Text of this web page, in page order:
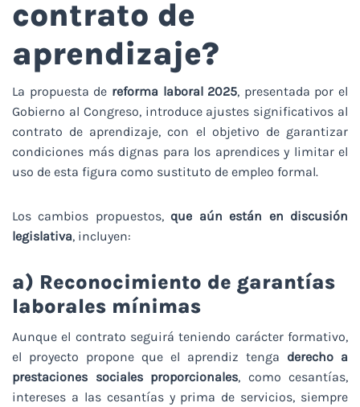
contrato de
aprendizaje?
La propuesta de reforma laboral 2025, presentada por el
Gobierno al Congreso, introduce ajustes significativos al
contrato de aprendizaje, con el objetivo de garantizar
condiciones más dignas para los aprendices y limitar el
uso de esta figura como sustituto de empleo formal.
Los cambios propuestos,que aún están en discusión
legislativa, incluyen:
a) Reconocimiento de garantías
laborales mínimas
Aunque el contrato seguirá teniendo carácter formativo,
el proyecto propone que el aprendiz tenga derecho a
prestaciones sociales proporcionales, como cesantías,
intereses a las cesantías y prima de servicios, siempre